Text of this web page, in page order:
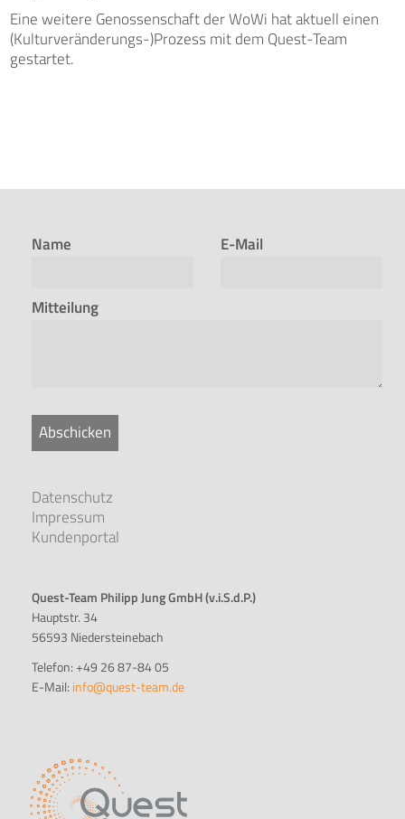
Eine weitere Genossenschaft der WoWi hat aktuell einen
(Kulturveränderungs-)Prozess mit dem Quest-Team
gestartet.
Name E-Mail
Mitteilung
Abschicken
Datenschutz
Impressum
Kundenportal
Quest-Team Philipp Jung GmbH (v.i.S.d.P.)
Hauptstr. 34
56593 Niedersteinebach
Telefon: +49 26 87-84 05
E-Mail: info@quest-team.de